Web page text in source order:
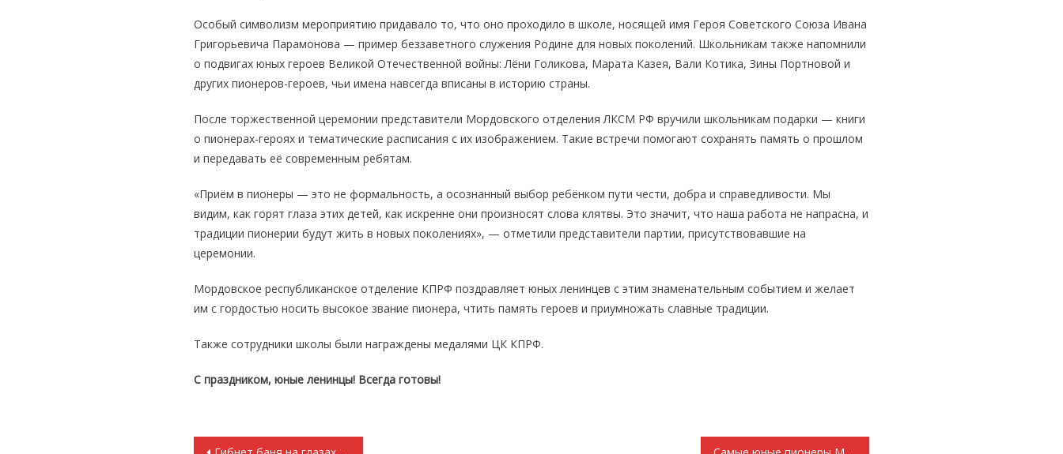
Особый символизм мероприятию придавало то, что оно проходило в школе, носящей имя Героя Советского Союза Ивана
Григорьевича Парамонова — пример беззаветного служения Родине для новых поколений. Школьникам также напомнили
о подвигах юных героев Великой Отечественной войны: Лёни Голикова, Марата Казея, Вали Котика, Зины Портновой и
других пионеров-героев, чьи имена навсегда вписаны в историю страны.
После торжественной церемонии представители Мордовского отделения ЛКСМ РФ вручили школьникам подарки — книги
о пионерах-героях и тематические расписания с их изображением. Такие встречи помогают сохранять память о прошлом
и передавать её современным ребятам.
«Приём в пионеры — это не формальность, а осознанный выбор ребёнком пути чести, добра и справедливости. Мы
видим, как горят глаза этих детей, как искренне они произносят слова клятвы. Это значит, что наша работа не напрасна, и
традиции пионерии будут жить в новых поколениях», — отметили представители партии, присутствовавшие на
церемонии.
Мордовское республиканское отделение КПРФ поздравляет юных ленинцев с этим знаменательным событием и желает
им с гордостью носить высокое звание пионера, чтить память героев и приумножать славные традиции.
Также сотрудники школы были награждены медалями ЦК КПРФ.
С праздником, юные ленинцы! Всегда готовы!